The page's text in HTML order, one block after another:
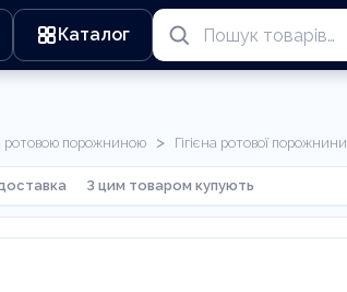
Каталог
ротовою порожниною > Гігієна ротової порожнини
З цим товаром купують